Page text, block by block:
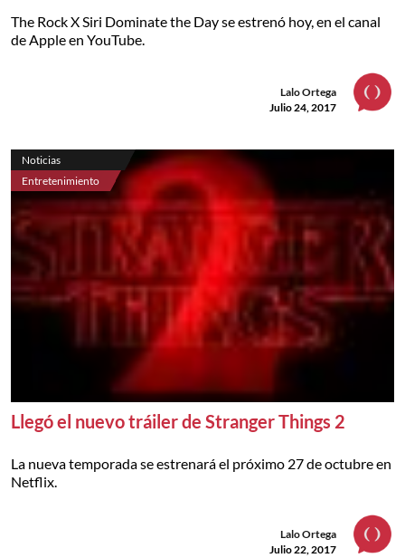
The Rock X Siri Dominate the Day se estrenó hoy, en el canal
de Apple en YouTube.
Lalo Ortega
Julio 24, 2017
Noticias
Entretenimiento
Llegó el nuevo tráiler de Stranger Things 2
La nueva temporada se estrenará el próximo 27 de octubre en
Netflix.
Lalo Ortega
Julio 22, 2017